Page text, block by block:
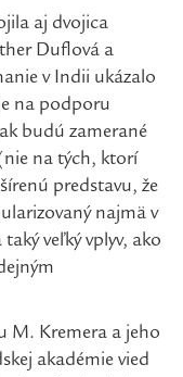
aj dvojica
Duflová a
v Indii ukázalo
na podporu
budú zamerané
na tých, ktorí
predstavu, že
najmä v
veľký vplyv, ako
M. Kremera a jeho
akadémie vied